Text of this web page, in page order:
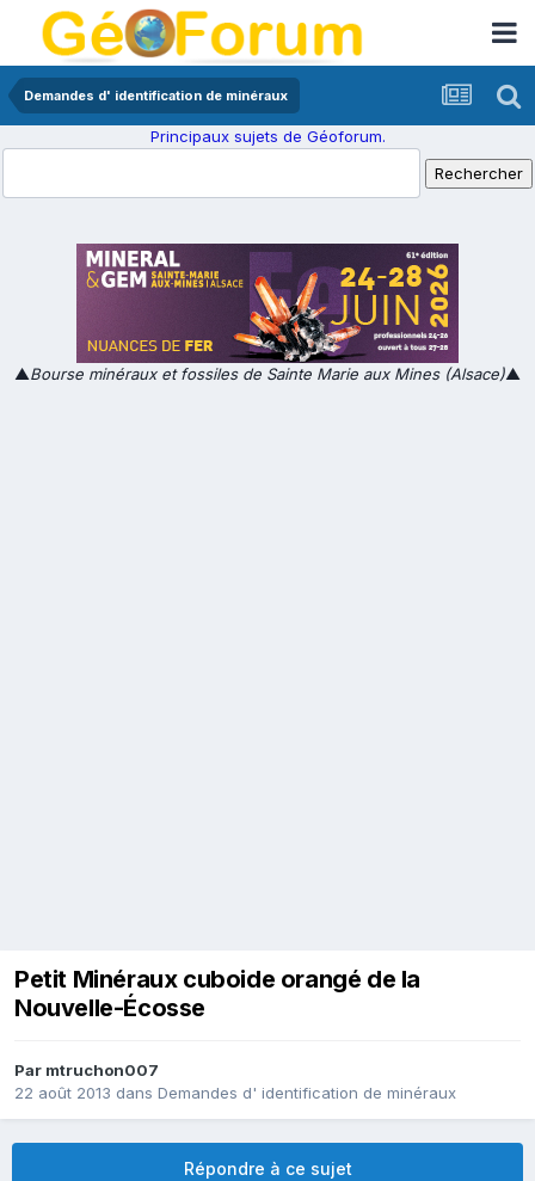
Demandes d' identification de minéraux
Principaux sujets de Géoforum.
▲Bourse minéraux et fossiles de Sainte Marie aux Mines (Alsace)▲
Petit Minéraux cuboide orangé de la
Nouvelle-Écosse
Par mtruchon007
22 août 2013 dans Demandes d' identification de minéraux
Répondre à ce sujet